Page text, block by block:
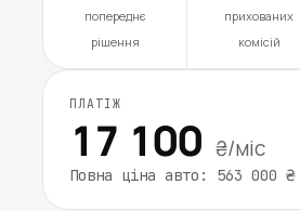
попереднє
рішення
прихованих
комісій
ПЛАТІЖ
17 100 ₴/міс
Повна ціна авто: 563 000 ₴